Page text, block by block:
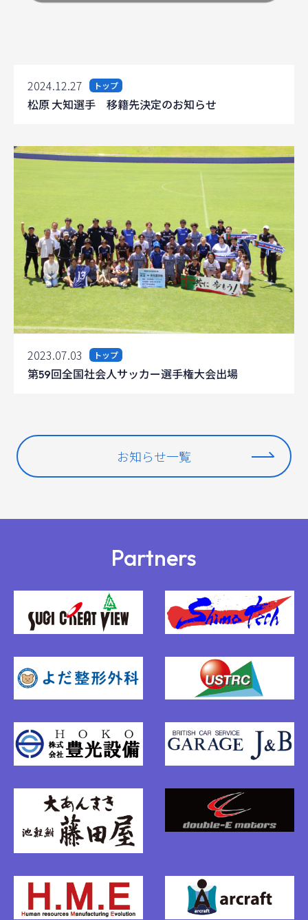
2024.12.27 トップ
松原 大知選手 移籍先決定のお知らせ
2023.07.03 トップ
第59回全国社会人サッカー選手権大会出場
お知らせ一覧
Partners